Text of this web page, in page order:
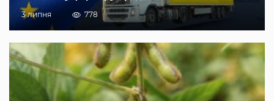
3 липня 778